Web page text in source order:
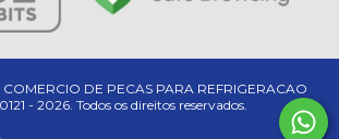
DE PECAS PARA REFRIGERACAO
- 2026. Todos os direitos reservados.